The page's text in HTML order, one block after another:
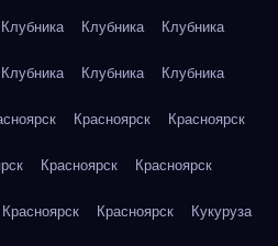
Клубника Клубника Клубника
Клубника Клубника Клубника
Красноярск Красноярск
Красноярск Красноярск
Красноярск Красноярск Кукуруза